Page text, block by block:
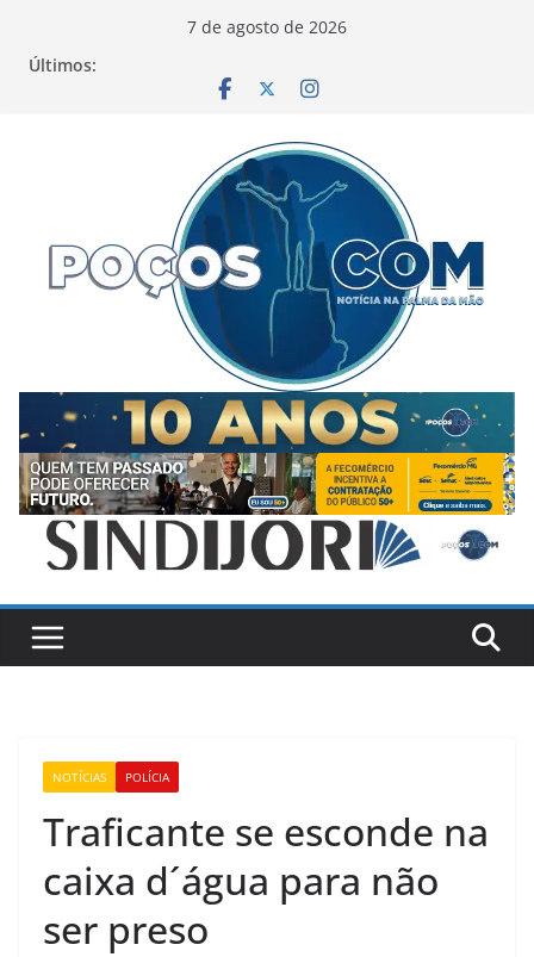
7 de agosto de 2026
Últimos:
NOTÍCIAS POLÍCIA
Traficante se esconde na
caixa d´água para não
ser preso